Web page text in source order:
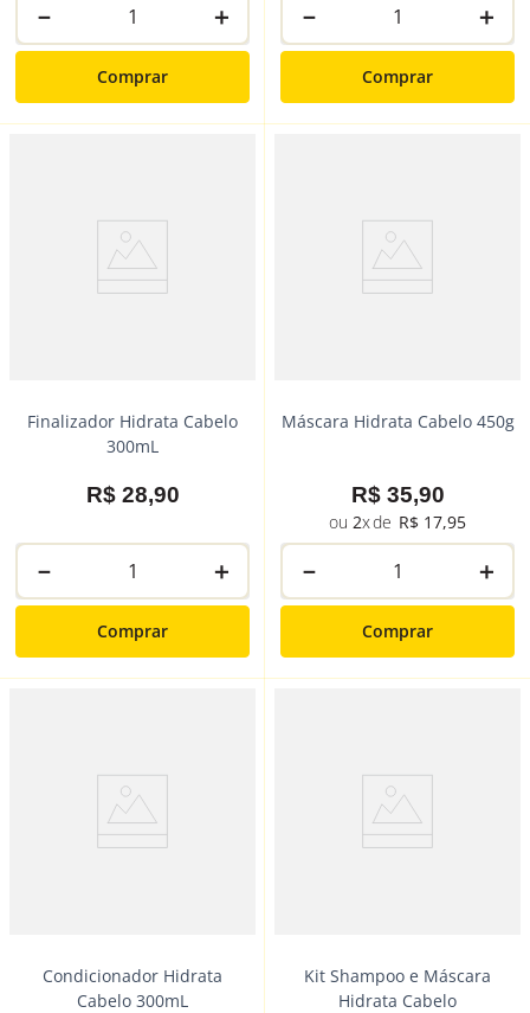
＋
－
Comprar
＋
－
Comprar
Finalizador Hidrata Cabelo
300mL
R$ 28,90
＋
－
Comprar
Máscara Hidrata Cabelo 450g
R$ 35,90
2 R$ 17,95
＋
－
Comprar
Condicionador Hidrata
Cabelo 300mL
Kit Shampoo e Máscara
Hidrata Cabelo